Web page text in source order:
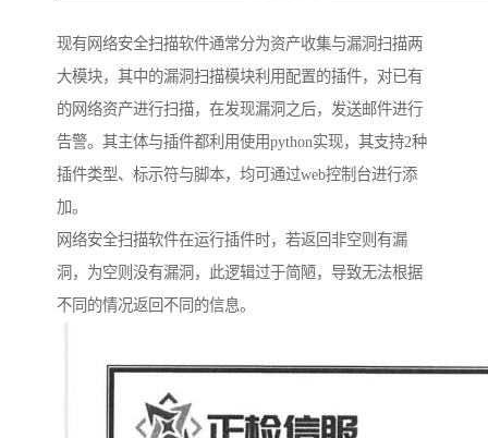
现有网络安全扫描软件通常分为资产收集与漏洞扫描两
大模块，其中的漏洞扫描模块利用配置的插件，对已有
的网络资产进行扫描，在发现漏洞之后，发送邮件进行
告警。其主体与插件都利用使用python实现，其支持2种
插件类型、标示符与脚本，均可通过web控制台进行添
加。
网络安全扫描软件在运行插件时，若返回非空则有漏
洞，为空则没有漏洞，此逻辑过于简陋，导致无法根据
不同的情况返回不同的信息。